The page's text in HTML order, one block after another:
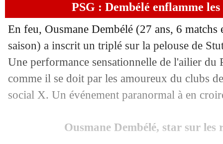
PSG : Dembélé enflamme
En feu, Ousmane Dembélé (27 ans, 6 matchs
saison) a inscrit un triplé sur la pelouse de
Une performance sensationnelle de l'ailier du
comme il se doit par les amoureux du clubs
social X. Un événement paranormal à en
Ousmane Dembélé, star sur les
30/01 Angers: Diony mis à pied
30/01 Newcastle: Kelly pisté par l'OM
30/01 LdC : Labrune félicite les clubs
30/01 PSG: J. Leroy impressionné par les
: l'immense fierté de Létang